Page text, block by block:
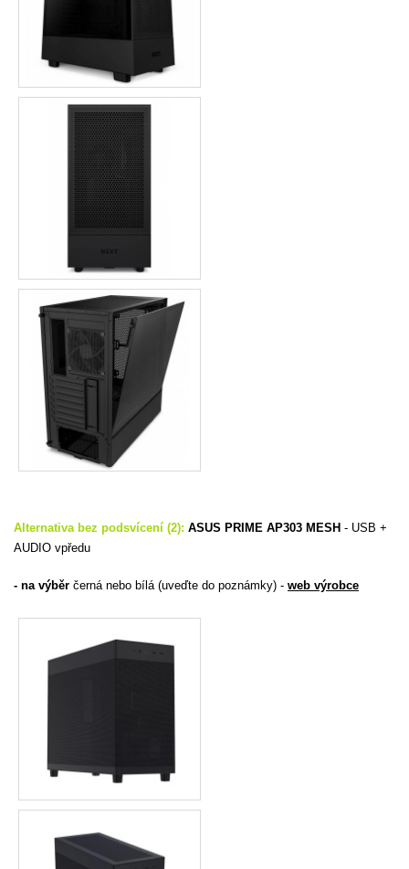
Alternativa bez podsvícení (2): ASUS PRIME AP303 MESH - USB +
AUDIO vpředu
- na výběr černá nebo bílá (uveďte do poznámky) - web výrobce